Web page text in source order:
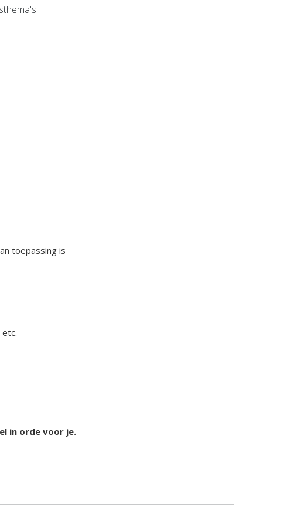
toepassing is
in orde voor je.